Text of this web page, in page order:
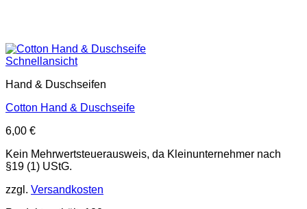
Schnellansicht
Hand & Duschseifen
Cotton Hand & Duschseife
6,00 €
Kein Mehrwertsteuerausweis, da Kleinunternehmer nach
§19 (1) UStG.
zzgl. Versandkosten